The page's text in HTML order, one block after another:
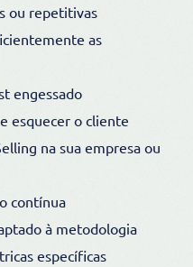
ou repetitivas
as
engessado
esquecer o cliente
na sua empresa ou
contínua
à metodologia
específicas